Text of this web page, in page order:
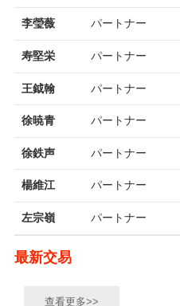
李瑩薇 パートナー
寿堅栄 パートナー
王鉞翰 パートナー
徐暁青 パートナー
徐鉄声 パートナー
楊維江 パートナー
左宗嶺 パートナー
最新交易
查看更多>>